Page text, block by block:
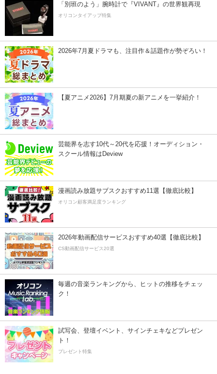
「別班のよう」腕時計で『VIVANT』の世界観再現
オリコンタイアップ特集
2026年7月夏ドラマも、注目作＆話題作が勢ぞろい！
【夏アニメ2026】7月期夏の新アニメを一挙紹介！
芸能界を志す10代～20代を応援！オーディション・
スクール情報はDeview
漫画読み放題サブスクおすすめ11選【徹底比較】
オリコン顧客満足度ランキング
2026年動画配信サービスおすすめ40選【徹底比較】
CS動画配信サービス20選
毎週の音楽ランキングから、ヒットの推移をチェッ
ク！
試写会、登壇イベント、サインチェキなどプレゼン
ト！
プレゼント特集